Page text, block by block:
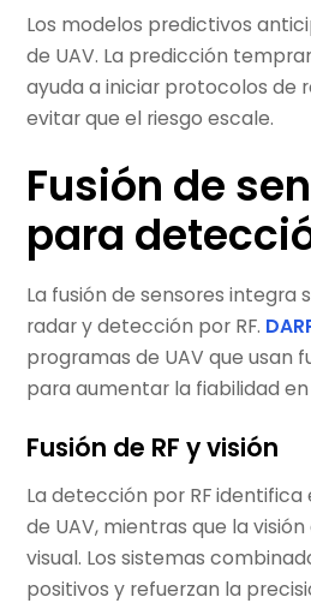
Los modelos predictivos
de UAV. La predicción
ayuda a iniciar protocolos de
evitar que el riesgo escale.
Fusión de
para
La fusión de sensores integra
radar y detección por RF.
programas de UAV que usan
para aumentar la fiabilidad
Fusión de RF y visión
La detección por RF
de UAV, mientras que la
visual. Los sistemas
positivos y refuerzan la